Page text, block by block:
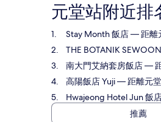
元堂站附近排
Stay Month 飯店— 距離
THE BOTANIK
南大門艾納套房飯店—
高陽飯店 Yuji— 距離元堂
Hwajeong Hotel Jun 飯
推薦